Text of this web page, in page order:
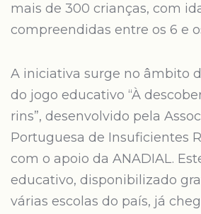
mais de 300 crianças, com
compreendidas entre os 6 e
A iniciativa surge no âmbito
do jogo educativo “À
rins”, desenvolvido pela
Portuguesa de Insuficientes
com o apoio da ANADIAL.
educativo, disponibilizado
várias escolas do país, já